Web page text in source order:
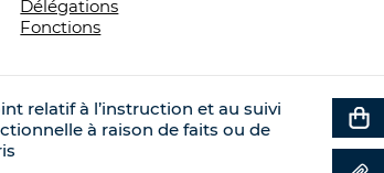
Délégations
Fonctions
relatif à l’instruction et au suivi
à raison de faits ou de